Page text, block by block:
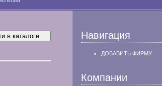
Навигация
ДОБАВИТЬ ФИРМУ
Компании